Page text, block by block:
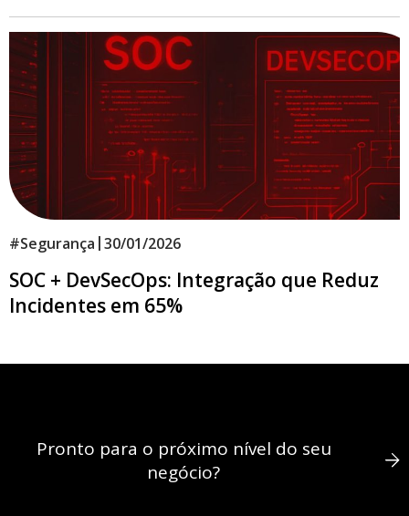
#Segurança |30/01/2026
SOC + DevSecOps: Integração que Reduz
Incidentes em 65%
Pronto para o próximo nível do seu
negócio?